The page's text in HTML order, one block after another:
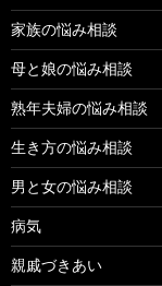
家族の悩み相談
母と娘の悩み相談
熟年夫婦の悩み相談
生き方の悩み相談
男と女の悩み相談
病気
親戚づきあい